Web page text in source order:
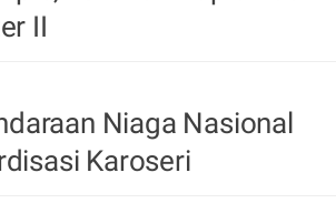
II
Niaga Nasional
Karoseri